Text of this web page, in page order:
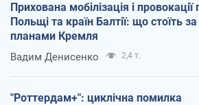
Прихована мобілізація і провокації
Польщі та країн Балтії: що стоїть
планами Кремля
Вадим Денисенко 2,4 т.
"Роттердам+": циклічна помилка